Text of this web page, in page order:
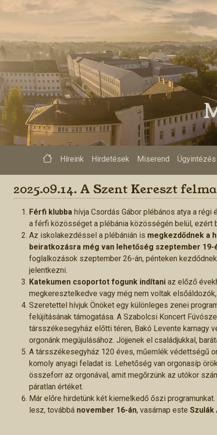
>
Híreink Hirdetések Miserend Ügyintézés
2025.09.14. A Szent Kereszt
Férfi klubba hívja Csordás Gábor plébános atya a régi
a férfi közösséget a plébánia közösségén belül,
Az iskolakezdéssel a plébánián is megkezdődnek a
beiratkozásra még van lehetőség szeptember 19-
foglalkozások szeptember 26-án, pénteken
jelentkezni.
Katekumen csoportot fogunk indítani az előző
megkeresztelkedve vagy még nem voltak
Szeretettel hívjuk Önöket egy különleges zenei
felújításának támogatása. A Szabolcsi Koncert
társszékesegyház előtti téren, Bakó Levente karnagy
orgonánk megújulásához. Jöjjenek el családjukkal,
A társszékesegyház 120 éves, műemlék védettségű
komoly anyagi feladat is. Lehetőség van orgonasíp
összeforr az orgonával, amit megőrzünk az utókor
páratlan értéket.
Már előre hirdetünk két kiemelkedő őszi programunkat.
lesz, továbbá november 16-án, vasárnap este Szulák